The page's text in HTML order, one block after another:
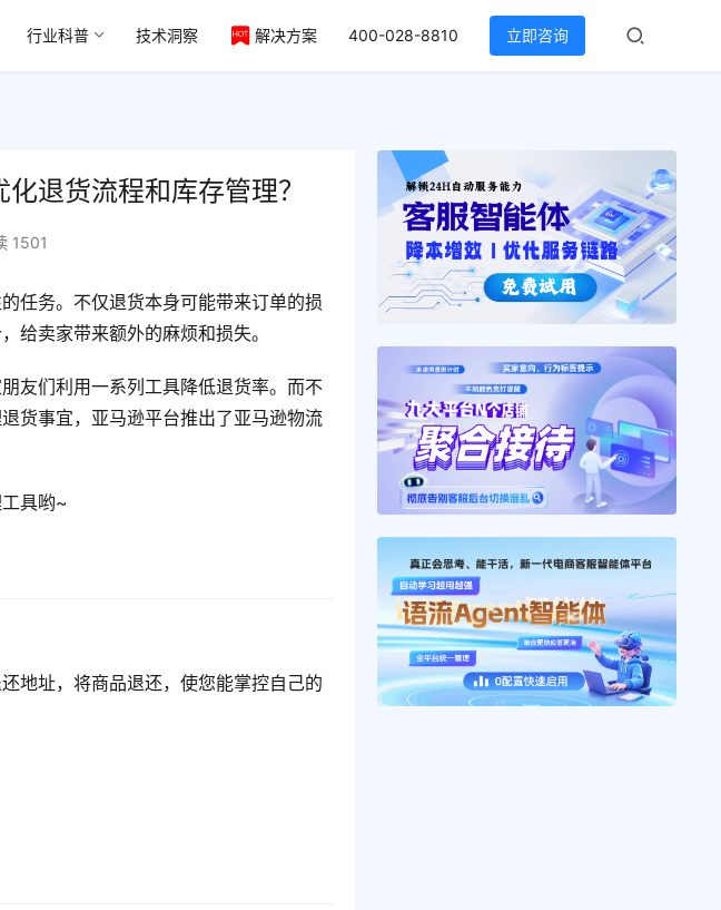
行业科普 技术洞察 解决方案 400-028-8810 立即咨询
退货流程和库存管理？
1501
任务。不仅退货本身可能带来订单的损
给卖家带来额外的麻烦和损失。
友们利用一系列工具降低退货率。而不
货事宜，亚马逊平台推出了亚马逊物流
具哟~
地址，将商品退还，使您能掌控自己的